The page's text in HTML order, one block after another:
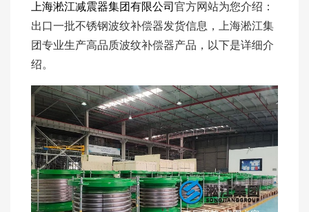
上海淞江减震器集团有限公司 官方网站为您介绍：
出口一批不锈钢波纹补偿器发货信息，上海淞江集
团专业生产高品质波纹补偿器产品，以下是详细介
绍。